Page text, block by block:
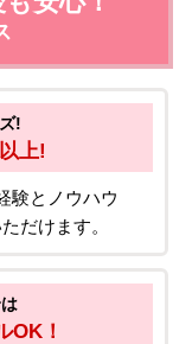
!
上!
験とノウハウ
だけます。
OK！